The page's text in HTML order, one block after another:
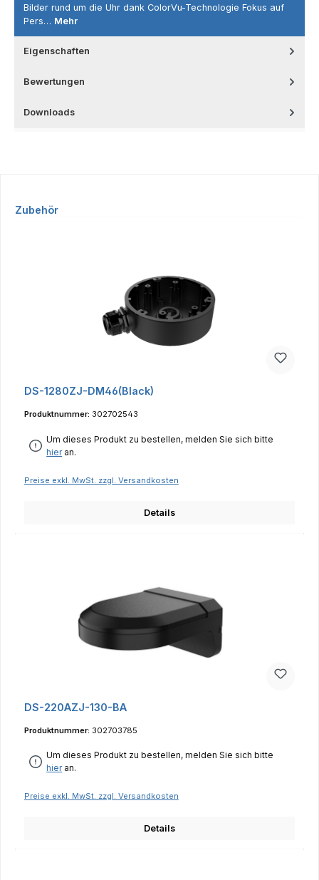
Bilder rund um die Uhr dank ColorVu-Technologie Fokus auf
Pers… Mehr
Eigenschaften
Bewertungen
Downloads
Produktgalerie überspringen
Zubehör
DS-1280ZJ-DM46(Black)
Produktnummer: 302702543
Um dieses Produkt zu bestellen, melden Sie sich bitte
hieran.
Preise exkl. MwSt. zzgl. Versandkosten
Details
DS-220AZJ-130-BA
Produktnummer: 302703785
Um dieses Produkt zu bestellen, melden Sie sich bitte
hieran.
Preise exkl. MwSt. zzgl. Versandkosten
Details